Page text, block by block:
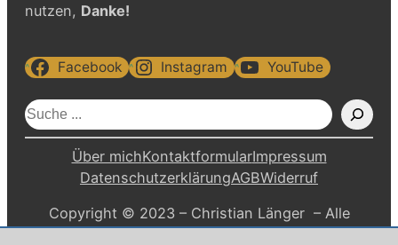
nutzen, Danke!
Facebook Instagram YouTube
S
u
Über michKontaktformularImpressum
DatenschutzerklärungAGBWiderruf
Copyright © 2023 – Christian Länger – Alle